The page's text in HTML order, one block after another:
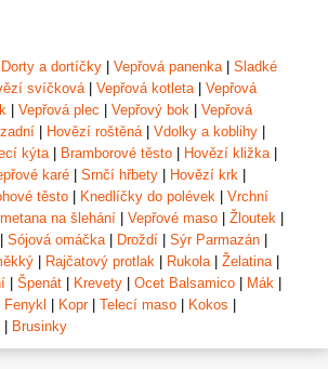
Dorty a dortíčky Vepřová panenka| Sladké
svíčková| Vepřová kotleta| Vepřová
Vepřová plec Vepřový bok
Vepřová
Hovězí roštěná| Vdolky a koblihy
kýta| Bramborové těsto Hovězí kližka|
karé Srnčí hřbety Hovězí krk
těsto Knedlíčky do polévek
Vrchní
na šlehání Vepřové maso Žloutek
Sójová omáčka| Droždí Sýr Parmazán
Rajčatový protlak Rukola| Želatina|
Špenát Krevety Ocet Balsamico Mák
Fenykl Kopr| Telecí maso Kokos
Brusinky